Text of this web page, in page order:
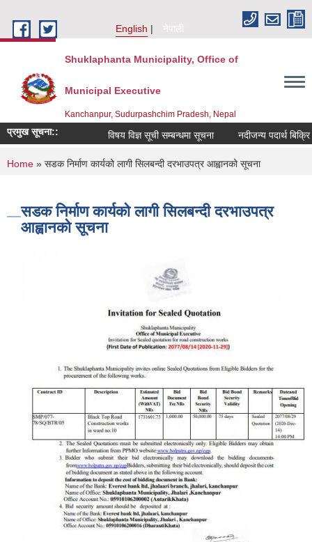
English
नेपाली
Shuklaphanta Municipality, Office of
Municipal Executive
Kanchanpur, Sudurpashchim Pradesh, Nepal
प्रमुख सूचना:: विषय विज्ञ सूची सम्बन्धमा सूचना नदीजन्य पदार्थ
You are here
Home » सडक निर्माण कार्यको लागी सिलबन्दी दरभाउपत्र आह्वानको सूचना
सडक निर्माण कार्यको लागी सिलबन्दी दरभाउपत्र
आह्वानको सूचना